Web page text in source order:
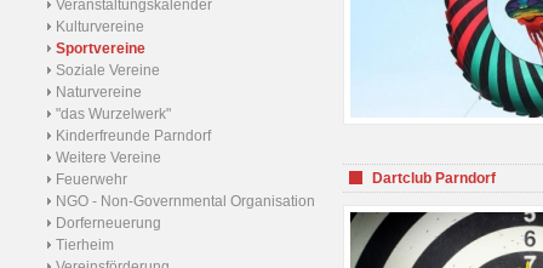
Veranstaltungskalender
Kulturvereine
Sportvereine
Soziale Vereine
Naturvereine
"das Wurzelwerk"
Kinderfreunde Parndorf
Weitere Vereine
Feuerwehr
NGO - Non-Governmental Organisation
Dorferneuerung
Tierheim
Dartclub Parndorf